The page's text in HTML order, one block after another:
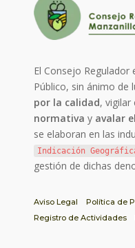
El Consejo Regulador
Público, sin ánimo de
por la calidad, vigilar
normativa y avalar
se elaboran en las
Indicación
gestión de dichas
Aviso Legal Política de
Registro de Actividades